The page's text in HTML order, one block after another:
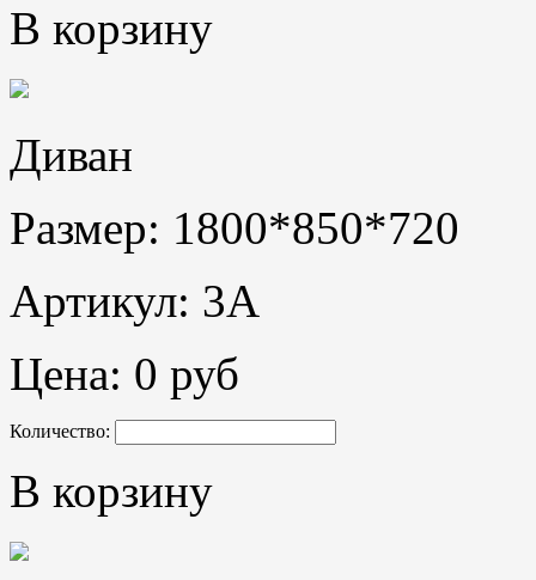
В корзину
Диван
Размер: 1800*850*720
Артикул: 3А
Цена: 0 руб
Количество:
В корзину